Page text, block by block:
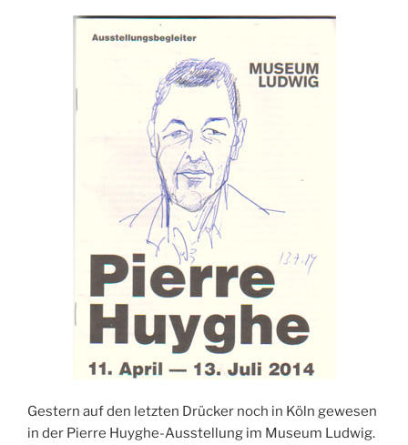
Gestern auf den letzten Drücker noch in Köln gewesen
in der Pierre Huyghe-Ausstellung im Museum Ludwig.